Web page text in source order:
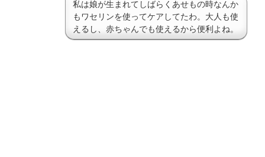
私は娘が生まれてしばらくあせもの時なんか
もワセリンを使ってケアしてたわ。大人も使
えるし、赤ちゃんでも使えるから便利よね。